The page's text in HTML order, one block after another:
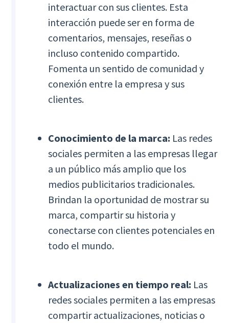
interactuar con sus clientes. Esta
interacción puede ser en forma de
comentarios, mensajes, reseñas o
incluso contenido compartido.
Fomenta un sentido de comunidad y
conexión entre la empresa y sus
clientes.
Conocimiento de la marca: Las redes
sociales permiten a las empresas llegar
a un público más amplio que los
medios publicitarios tradicionales.
Brindan la oportunidad de mostrar su
marca, compartir su historia y
conectarse con clientes potenciales en
todo el mundo.
Actualizaciones en tiempo real: Las
redes sociales permiten a las empresas
compartir actualizaciones, noticias o